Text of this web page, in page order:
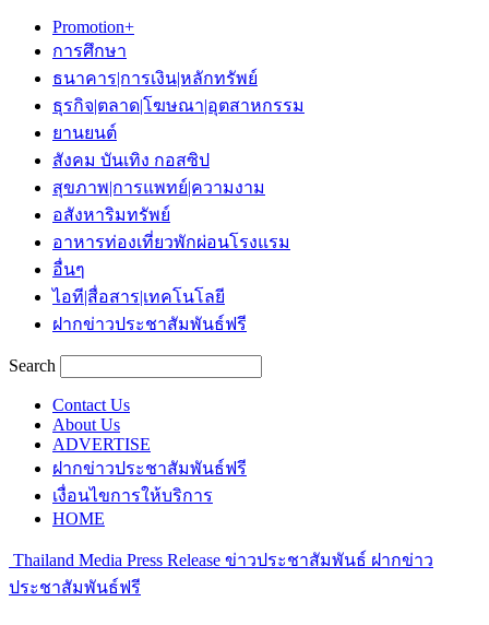
Promotion+
การศึกษา
ธนาคาร|การเงิน|หลักทรัพย์
ธุรกิจ|ตลาด|โฆษณา|อุตสาหกรรม
ยานยนต์
สังคม บันเทิง กอสซิป
สุขภาพ|การแพทย์|ความงาม
อสังหาริมทรัพย์
อาหารท่องเที่ยวพักผ่อนโรงแรม
อื่นๆ
ไอที|สื่อสาร|เทคโนโลยี
ฝากข่าวประชาสัมพันธ์ฟรี
Search
Contact Us
About Us
ADVERTISE
ฝากข่าวประชาสัมพันธ์ฟรี
เงื่อนไขการให้บริการ
HOME
Thailand Media Press Release ข่าวประชาสัมพันธ์ ฝากข่าว
ประชาสัมพันธ์ฟรี